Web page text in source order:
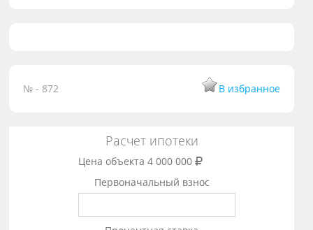
№ - 872 В избранное
Расчет ипотеки
Цена объекта 4 000 000
Первоначальный взнос